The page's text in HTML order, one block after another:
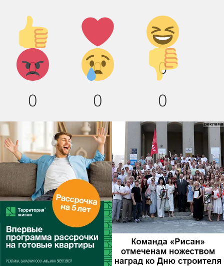
Палец
вверх!
0
Лайк!
0
Дикий
смех!
0
Агрессия!
0
Грусть
:(
0
Палец
вниз!
0